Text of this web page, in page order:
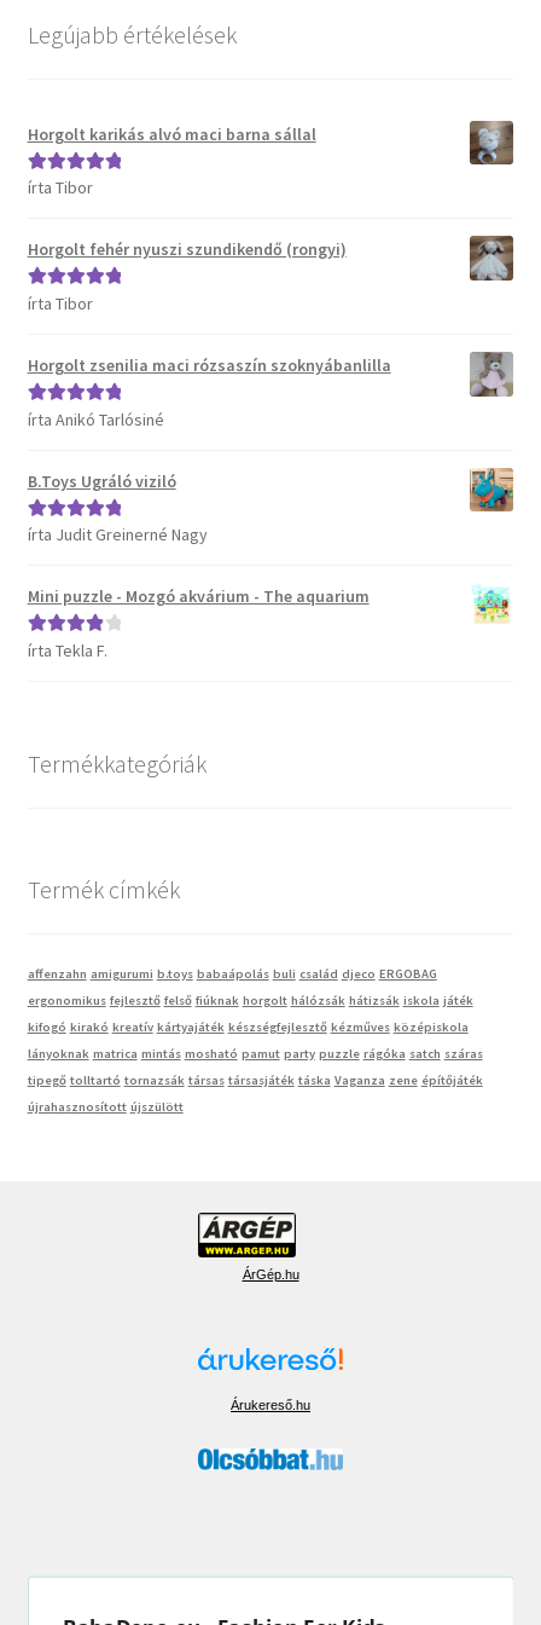
Kosár
Termékeink
B.Toys termékeink
DJECO termékeink
ERGOBAG táskák
Satch táskák, tolltartók és kiegészítők
Vaganza gyermekruházat
Wonder Wheels autók
Legújabb értékelések
Horgolt karikás alvó maci barna sállal
Értékelés:
írta Tibor
Horgolt fehér nyuszi szundikendő (rongyi)
Értékelés:
írta Tibor
Horgolt zsenilia maci rózsaszín szoknyábanlilla
Értékelés:5/
írta Anikó Tarlósiné
B.Toys Ugráló viziló
Értékelés:5/
írta Judit Greinerné Nagy
Mini puzzle - Mozgó akvárium - The aquarium
Értékelés:
írta Tekla F.
Termékkategóriák
Termék címkék
affenzahn amigurumi b.toys babaápolás buli család djeco ERGOBAG
ergonomikus fejlesztő felső fiúknak horgolt hálózsák hátizsák iskola játék
kifogó kirakó kreatív kártyajáték készségfejlesztő kézműves középiskola
lányoknak matrica mintás mosható pamut party puzzle rágóka satch száras
tipegő tolltartó tornazsák társas társasjáték táska Vaganza zene építőjáték
újrahasznosított újszülött
ÁrGép.hu
Árukereső.hu